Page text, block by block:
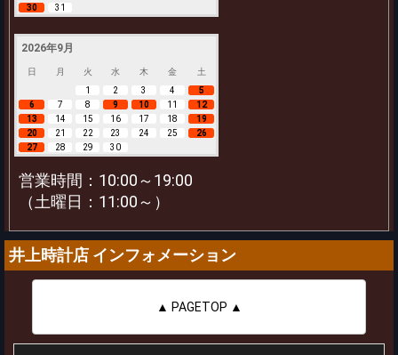
30
31
2026年9月
日 月 火 水 木 金
土
1
2 3 4
5
6
7 8 9 10 11
12
13
14 15 16 17 18
19
20
21 22 23 24 25
26
27
28 29 30
営業時間：10:00～19:00
（土曜日：11:00～）
井上時計店 インフォメーション
▲ PAGETOP ▲